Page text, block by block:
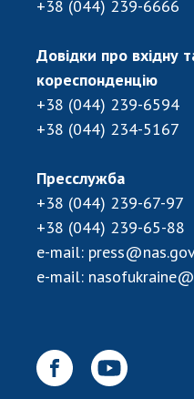
+38 (044) 239-6666
Довідки про вхідну
кореспонденцію
+38 (044) 239-6594
+38 (044) 234-5167
Пресслужба
+38 (044) 239-67-97
+38 (044) 239-65-88
e-mail:
e-mail: